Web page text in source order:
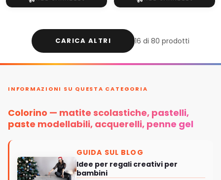
CARICA ALTRI 16 di 80 prodotti
INFORMAZIONI SU QUESTA CATEGORIA
Colorino — matite scolastiche, pastelli,
paste modellabili, acquerelli, penne gel
GUIDA SUL BLOG
Idee per regali creativi per
bambini